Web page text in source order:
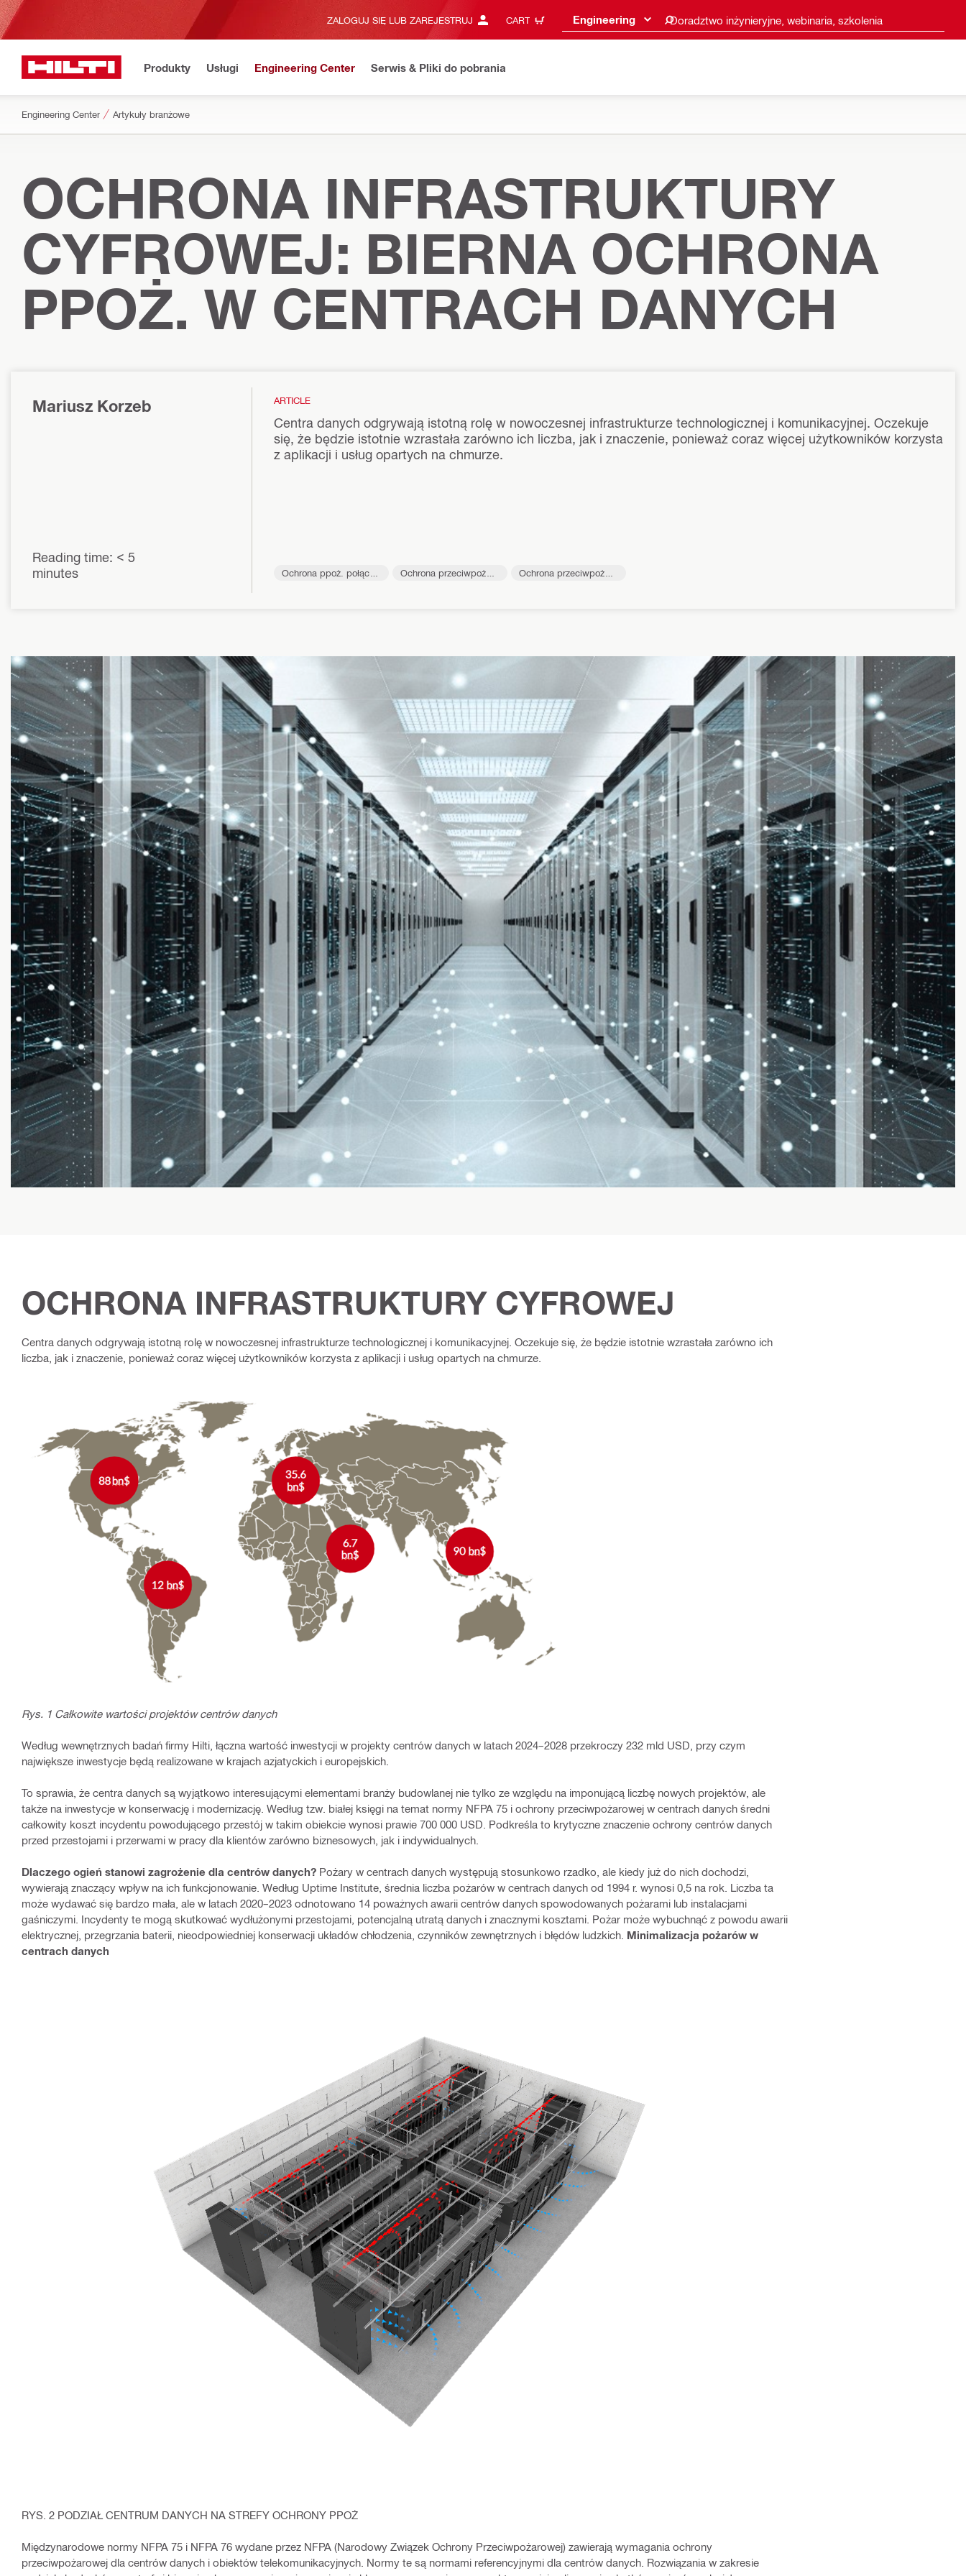
ZALOGUJ SIĘ LUB ZAREJESTRUJ CART Engineering Doradztwo inżynieryjne, webinaria, szkolenia
Produkty Usługi Engineering Center Serwis & Pliki do pobrania
Engineering Center Artykuły branżowe
OCHRONA INFRASTRUKTURY
CYFROWEJ: BIERNA OCHRONA
PPOŻ. W CENTRACH DANYCH
Mariusz Korzeb
Reading time: < 5
minutes
ARTICLE
Centra danych odgrywają istotną rolę w nowoczesnej infrastrukturze technologicznej i komunikacyjnej. Oczekuje
się, że będzie istotnie wzrastała zarówno ich liczba, jak i znaczenie, ponieważ coraz więcej użytkowników korzysta
z aplikacji i usług opartych na chmurze.
Ochrona ppoż. połącze
Ochrona przeciwpożaro
Ochrona przeciwpożaro
OCHRONA INFRASTRUKTURY CYFROWEJ
Centra danych odgrywają istotną rolę w nowoczesnej infrastrukturze technologicznej i komunikacyjnej. Oczekuje się, że będzie istotnie wzrastała zarówno ich
liczba, jak i znaczenie, ponieważ coraz więcej użytkowników korzysta z aplikacji i usług opartych na chmurze.
Rys. 1 Całkowite wartości projektów centrów danych
Według wewnętrznych badań firmy Hilti, łączna wartość inwestycji w projekty centrów danych w latach 2024–2028 przekroczy 232 mld USD, przy czym
największe inwestycje będą realizowane w krajach azjatyckich i europejskich.
To sprawia, że centra danych są wyjątkowo interesującymi elementami branży budowlanej nie tylko ze względu na imponującą liczbę nowych projektów, ale
także na inwestycje w konserwację i modernizację. Według tzw. białej księgi na temat normy NFPA 75 i ochrony przeciwpożarowej w centrach danych średni
całkowity koszt incydentu powodującego przestój w takim obiekcie wynosi prawie 700 000 USD. Podkreśla to krytyczne znaczenie ochrony centrów danych
przed przestojami i przerwami w pracy dla klientów zarówno biznesowych, jak i indywidualnych.
Dlaczego ogień stanowi zagrożenie dla centrów danych? Pożary w centrach danych występują stosunkowo rzadko, ale kiedy już do nich dochodzi,
wywierają znaczący wpływ na ich funkcjonowanie. Według Uptime Institute, średnia liczba pożarów w centrach danych od 1994 r. wynosi 0,5 na rok. Liczba ta
może wydawać się bardzo mała, ale w latach 2020–2023 odnotowano 14 poważnych awarii centrów danych spowodowanych pożarami lub instalacjami
gaśniczymi. Incydenty te mogą skutkować wydłużonymi przestojami, potencjalną utratą danych i znacznymi kosztami. Pożar może wybuchnąć z powodu awarii
elektrycznej, przegrzania baterii, nieodpowiedniej konserwacji układów chłodzenia, czynników zewnętrznych i błędów ludzkich. Minimalizacja pożarów w
centrach danych
RYS. 2 PODZIAŁ CENTRUM DANYCH NA STREFY OCHRONY PPOŻ
Międzynarodowe normy NFPA 75 i NFPA 76 wydane przez NFPA (Narodowy Związek Ochrony Przeciwpożarowej) zawierają wymagania ochrony
przeciwpożarowej dla centrów danych i obiektów telekomunikacyjnych. Normy te są normami referencyjnymi dla centrów danych. Rozwiązania w zakresie